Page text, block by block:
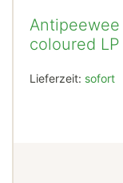
coloured LP
Lieferzeit: sofort